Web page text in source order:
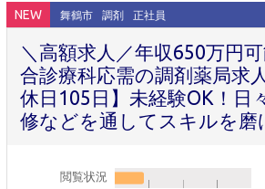
NEW 舞鶴市 調剤 正社員
＼高額求人／年収650万円
合診療科応需の調剤薬局求
休日105日】未経験OK！日
修などを通してスキルを磨
閲覧状況